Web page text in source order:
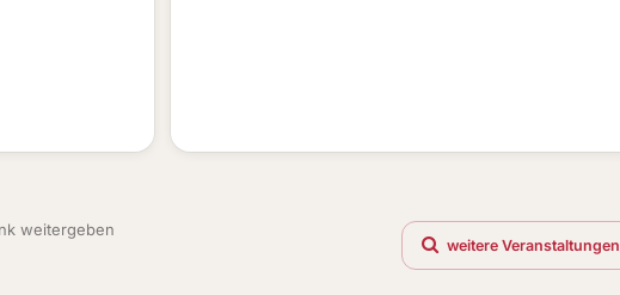
weitergeben
weitere Veranstaltungen